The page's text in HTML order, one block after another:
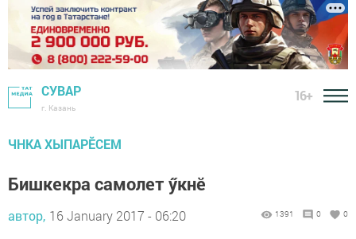
СУВАР
г. Казань
16+
ЧНКА ХЫПАРӖСЕМ
Бишкекра самолет ӳкнӗ
автор, 16 January 2017 - 06:20 1391 0 0